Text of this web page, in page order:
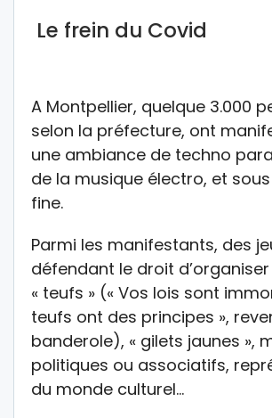
Le frein du Covid
A Montpellier, quelque 3.000
selon la préfecture, ont
une ambiance de techno
de la musique électro, et
fine.
Parmi les manifestants, des
défendant le droit
« teufs » (« Vos lois sont
teufs ont des principes »,
banderole), « gilets jaunes »,
politiques ou associatifs,
du monde culturel…